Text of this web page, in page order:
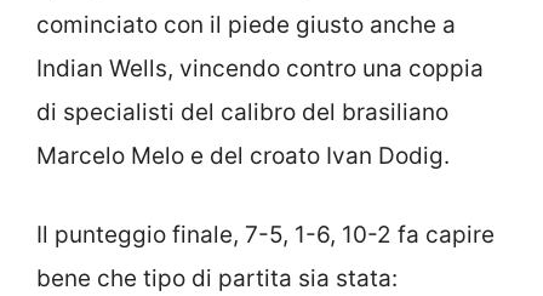
cominciato con il piede giusto anche a
Indian Wells, vincendo contro una coppia
di specialisti del calibro del brasiliano
Marcelo Melo e del croato Ivan Dodig.
Il punteggio finale, 7-5, 1-6, 10-2 fa capire
bene che tipo di partita sia stata: